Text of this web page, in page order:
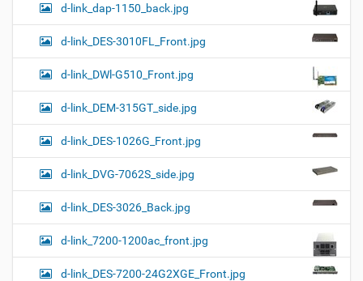
d-link_dap-1150_back.jpg
d-link_DES-3010FL_Front.jpg
d-link_DWl-G510_Front.jpg
d-link_DEM-315GT_side.jpg
d-link_DES-1026G_Front.jpg
d-link_DVG-7062S_side.jpg
d-link_DES-3026_Back.jpg
d-link_7200-1200ac_front.jpg
d-link_DES-7200-24G2XGE_Front.jpg